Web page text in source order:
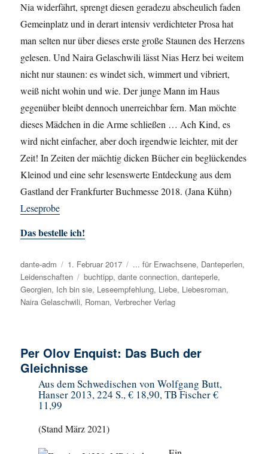
Nia widerfährt, sprengt diesen geradezu abscheulich faden
Gemeinplatz und in derart intensiv verdichteter Prosa hat
man selten nur über dieses erste große Staunen des Herzens
gelesen. Und Naira Gelaschwili lässt Nias Herz bei weitem
nicht nur staunen: es windet sich, wimmert und vibriert,
weiß nicht wohin und wie. Der junge Mann im Haus
gegenüber bleibt dennoch unerreichbar fern. Man möchte
dieses Mädchen in die Arme schließen … Ach Kind, es
wird nicht einfacher, aber doch irgendwie leichter, mit der
Zeit! In Zeiten der mächtig dicken Bücher ein beglückendes
Kleinod und eine sehr lesenswerte Entdeckung aus dem
Gastland der Frankfurter Buchmesse 2018. (Jana Kühn)
Leseprobe
Das bestelle ich!
Autor
dante-adm
Veröffentlicht
am
1. Februar 2017 Kategorien
... für Erwachsene, Danteperlen,
Leidenschaften
Schlagwörter
buchtipp,dante connection,danteperle,
Georgien, Ich bin sie, Leseempfehlung, Liebe, Liebesroman,
Naira Gelaschwili, Roman,Verbrecher Verlag
Per Olov Enquist: Das Buch der
Gleichnisse
Aus dem Schwedischen von Wolfgang Butt,
Hanser 2013, 224 S., € 18,90, TB Fischer €
11,99
(Stand März 2021)